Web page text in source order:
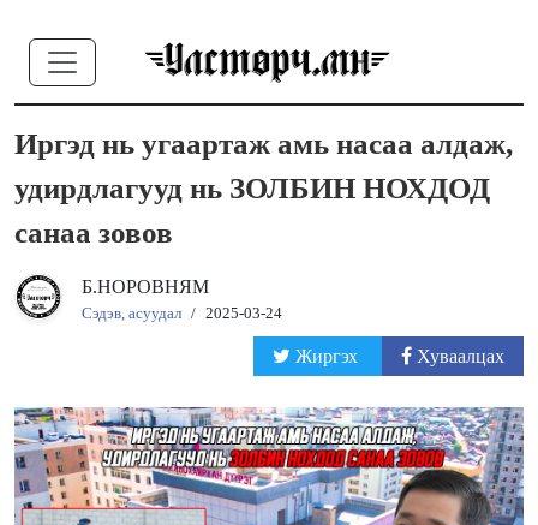
Иргэд нь угаартаж амь насаа алдаж,
удирдлагууд нь ЗОЛБИН НОХДОД
санаа зовов
Б.НОРОВНЯМ
Сэдэв, асуудал / 2025-03-24
Жиргэх Хуваалцах